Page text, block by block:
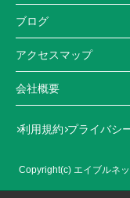
ブログ
アクセスマップ
会社概要
利用規約 プライバシ
Copyright(c) エイブル